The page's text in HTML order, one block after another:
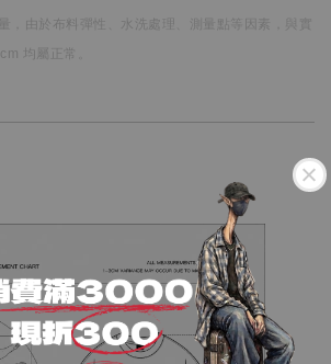
， 由於布料彈性、水洗處理、測量點等因素，
均屬正常。